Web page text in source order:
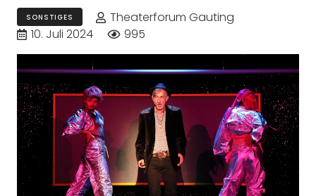
SONSTIGES
Theaterforum Gauting
10. Juli 2024
995